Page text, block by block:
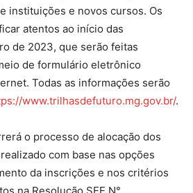
instituições e novos cursos. Os
atentos ao início das
de 2023, que serão feitas
de formulário eletrônico
Todas as informações serão
www.trilhasdefuturo.mg.gov.br/.
o processo de alocação dos
com base nas opções
da inscrições e nos critérios